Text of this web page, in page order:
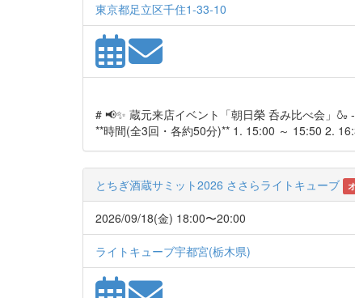
東京都足立区千住1-33-10
# 📢✨ 蔵元来店イベント「朝日榮 呑み比べ会」
**時間(全3回・各約50分)** 1. 15:00 ～ 15:50 2.
とちぎ酒蔵サミット2026 ささらライトキューブ
2026/09/18(金) 18:00〜20:00
ライトキューブ宇都宮(栃木県)